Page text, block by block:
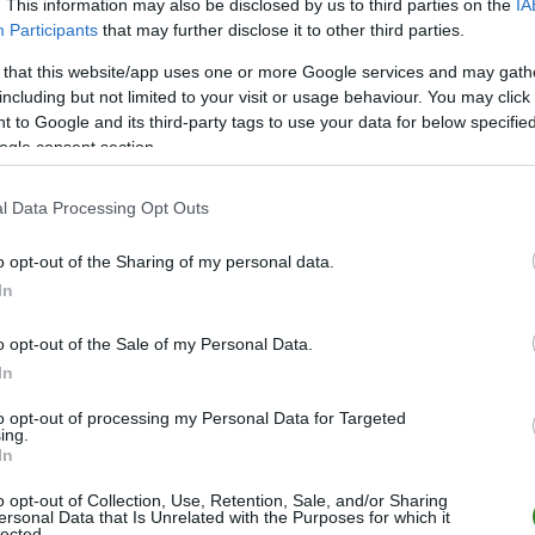
This information may also be disclosed by us to third parties on the
Participants that may further disclose it to other third parties.
that this website/app uses one or more Google services and may
but not limited to your visit or usage behaviour. You may
to Google and its third-party tags to use your data for below
consent section.
Data Processing Opt Outs
opt-out of the Sharing of my personal data.
opt-out of the Sale of my Personal Data.
opt-out of processing my Personal Data for Targeted
opt-out of Collection, Use, Retention, Sale, and/or Sharing
Data that Is Unrelated with the Purposes for which it
12 17 5 2 5 29-
12 16 5 1
12 9 2 3 7 20-
12 0 0 0 12 12-75
M
34-
28-
12 15 5 0 22-27